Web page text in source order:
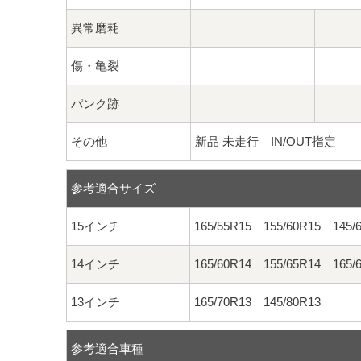
異常磨耗
傷・亀裂
パンク跡
その他 新品 未走行 IN/OUT指定
参考適合サイズ
15インチ 165/55R15 155/60R15 145/
14インチ 165/60R14 155/65R14 165/
13インチ 165/70R13 145/80R13
参考適合車種